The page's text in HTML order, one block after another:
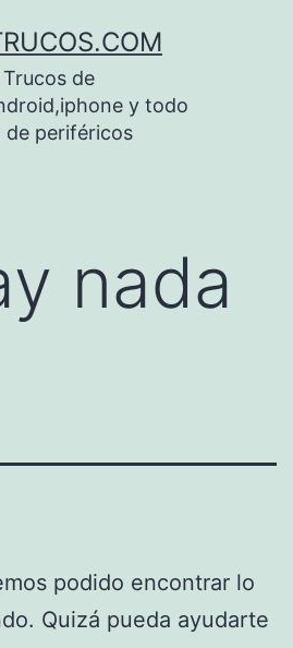
Trucos de
y todo
de periféricos
nada
podido encontrar lo
Quizá pueda ayudarte